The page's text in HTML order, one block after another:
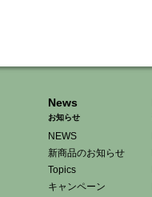
News
お知らせ
NEWS
新商品のお知らせ
Topics
キャンペーン